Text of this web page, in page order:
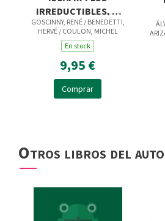
IRREDUCTIBLES, 2.
¡LOS ROMANOS NO
DAN UNA!
GOSCINNY, RENÉ / BENEDETTI,
HERVÉ / COULON, MICHEL
En stock
9,95 €
Comprar
Otros libros del